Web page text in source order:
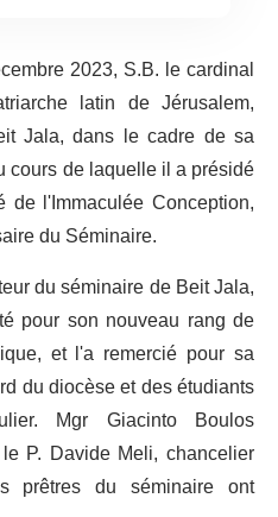
2023, S.B. le cardinal
latin de Jérusalem,
Jala, dans le cadre de sa
de laquelle il a présidé
l'Immaculée Conception,
du Séminaire.
du séminaire de Beit Jala,
pour son nouveau rang de
et l'a remercié pour sa
du diocèse et des étudiants
Mgr Giacinto Boulos
P. Davide Meli, chancelier
prêtres du séminaire ont